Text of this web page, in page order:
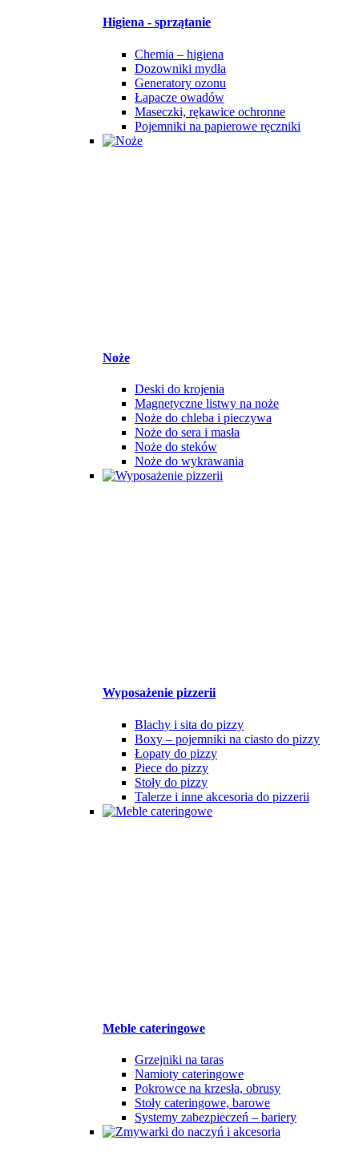
Higiena - sprzątanie
Chemia – higiena
Dozowniki mydła
Generatory ozonu
Łapacze owadów
Maseczki, rękawice ochronne
Pojemniki na papierowe ręczniki
Noże
Deski do krojenia
Magnetyczne listwy na noże
Noże do chleba i pieczywa
Noże do sera i masła
Noże do steków
Noże do wykrawania
Wyposażenie pizzerii
Blachy i sita do pizzy
Boxy – pojemniki na ciasto do pizzy
Łopaty do pizzy
Piece do pizzy
Stoły do pizzy
Talerze i inne akcesoria do pizzerii
Meble cateringowe
Grzejniki na taras
Namioty cateringowe
Pokrowce na krzesła, obrusy
Stoły cateringowe, barowe
Systemy zabezpieczeń – bariery